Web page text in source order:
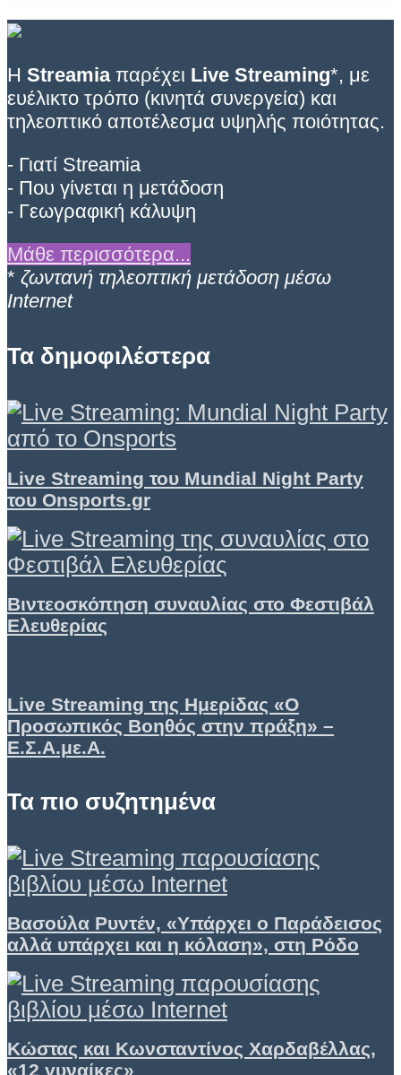
Η Streamiaπαρέχει Live Streaming*, με
ευέλικτο τρόπο (κινητά συνεργεία) και
τηλεοπτικό αποτέλεσμα υψηλής ποιότητας.
- Γιατί Streamia
- Που γίνεται η μετάδοση
- Γεωγραφική κάλυψη
Μάθε περισσότερα...
* ζωντανή τηλεοπτική μετάδοση μέσω
Internet
Τα δημοφιλέστερα
Live Streaming του Mundial Night Party
του Onsports.gr
Βιντεοσκόπηση συναυλίας στο Φεστιβάλ
Ελευθερίας
Live Streaming της Ημερίδας «Ο
Προσωπικός Βοηθός στην πράξη» –
Ε.Σ.Α.με.Α.
Τα πιο συζητημένα
Βασούλα Ρυντέν, «Υπάρχει ο Παράδεισος
αλλά υπάρχει και η κόλαση», στη Ρόδο
Κώστας και Κωνσταντίνος Χαρδαβέλλας,
«12 γυναίκες»